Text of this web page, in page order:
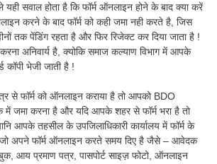
सवाल होता है कि फॉर्म ऑनलाइन होने के बाद क्या करें
करने के बाद फॉर्म को कही जमा नही करते है, जिस
तक पेंडिंग रहता है और फिर रिजेक्ट कर दिया जाता है !
अनिवार्य है, क्योकि समाज कल्याण विभाग में आपके
कॉपी भेजी जाती है !
से फॉर्म को ऑनलाइन कराया है तो आपको BDO
में जमा करना है और यदि आपके शहर से फॉर्म भरा है तो
आपके तहसील के उपजिलाधिकारी कार्यालय में फॉर्म के
अपने फॉर्म ऑनलाइन करते समय दिए है जैसे – आवेदक
आय प्रमाण पत्र, पासपोर्ट साइज़ फोटो, ऑनलाइन